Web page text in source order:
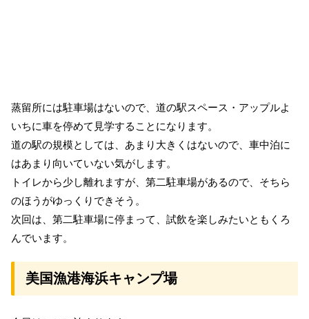
蒸留所には駐車場はないので、道の駅スペース・アップルよ
いちに車を停めて見学することになります。
道の駅の規模としては、あまり大きくはないので、車中泊に
はあまり向いていない気がします。
トイレから少し離れますが、第二駐車場があるので、そちら
のほうがゆっくりできそう。
次回は、第二駐車場に停まって、試飲を楽しみたいともくろ
んでいます。
美国漁港海浜キャンプ場